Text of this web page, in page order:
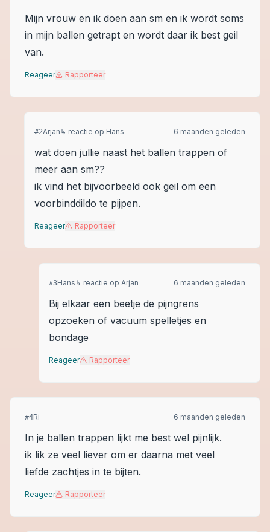
Mijn vrouw en ik doen aan sm en ik wordt soms
in mijn ballen getrapt en wordt daar ik best geil
van.
Reageer Rapporteer
#2Arjan ↳ reactie op Hans 6 maanden geleden
wat doen jullie naast het ballen trappen of
meer aan sm??
ik vind het bijvoorbeeld ook geil om een
voorbinddildo te pijpen.
Reageer Rapporteer
#3Hans ↳ reactie op Arjan 6 maanden geleden
Bij elkaar een beetje de pijngrens
opzoeken of vacuum spelletjes en
bondage
Reageer Rapporteer
#4Ri 6 maanden geleden
In je ballen trappen lijkt me best wel pijnlijk.
ik lik ze veel liever om er daarna met veel
liefde zachtjes in te bijten.
Reageer Rapporteer